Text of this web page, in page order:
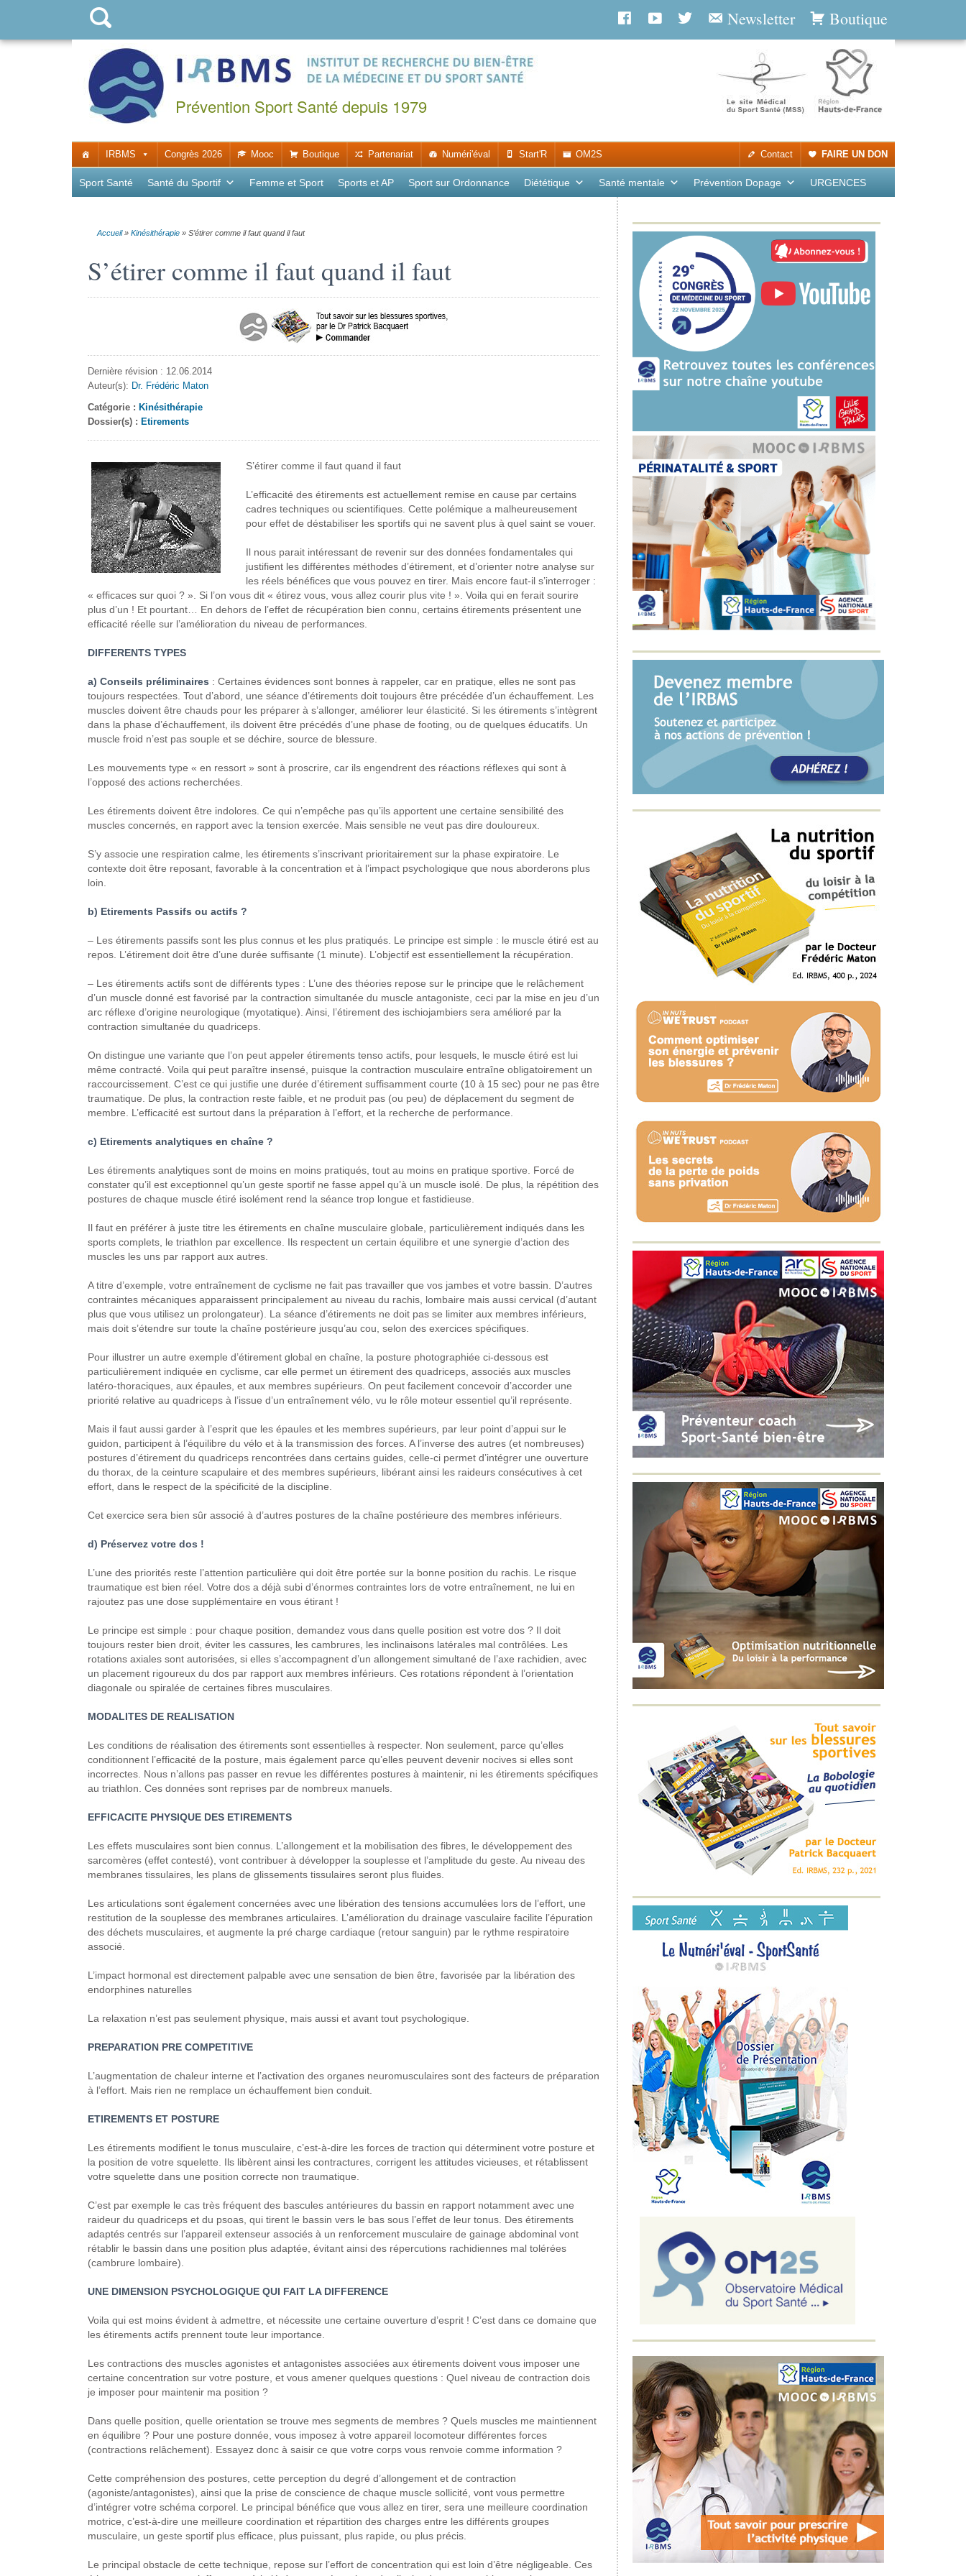
Boutique
Newsletter
Prévention Sport Santé depuis 1979
IRBMS Congrès 2026 Mooc Boutique Partenariat Numéri'éval Start'R OM2S FAIRE UN DON
Contact
Sport Santé Santé du Sportif Femme et Sport Sports et AP Sport sur Ordonnance Diététique Santé mentale Prévention Dopage URGENCES
Accueil» Kinésithérapie» S’étirer comme il faut quand il faut
S’étirer comme il faut quand il faut
Dernière révision : 12.06.2014
Auteur(s): Dr. Frédéric Maton
Catégorie : Kinésithérapie
Dossier(s) : Etirements
S’étirer comme il faut quand il faut
L’efficacité des étirements est actuellement remise en cause par certains
cadres techniques ou scientifiques. Cette polémique a malheureusement
pour effet de déstabiliser les sportifs qui ne savent plus à quel saint se vouer.
Il nous parait intéressant de revenir sur des données fondamentales qui
justifient les différentes méthodes d’étirement, et d’orienter notre analyse sur
les réels bénéfices que vous pouvez en tirer. Mais encore faut-il s’interroger :
« efficaces sur quoi ? ».
Si l’on vous dit « étirez vous, vous allez courir plus vite ! ». Voila qui en ferait sourire
plus d’un ! Et pourtant…
En dehors de l’effet de récupération bien connu, certains étirements présentent une
efficacité réelle sur l’amélioration du niveau de performances.
DIFFERENTS TYPES
a) Conseils préliminaires : Certaines évidences sont bonnes à rappeler, car en pratique, elles ne sont pas
toujours respectées. Tout d’abord, une séance d’étirements doit toujours être précédée d’un échauffement. Les
muscles doivent être chauds pour les préparer à s’allonger, améliorer leur élasticité. Si les étirements s’intègrent
dans la phase d’échauffement, ils doivent être précédés d’une phase de footing, ou de quelques éducatifs. Un
muscle froid n’est pas souple et se déchire, source de blessure.
Les mouvements type « en ressort » sont à proscrire, car ils engendrent des réactions réflexes qui sont à
l’opposé des actions recherchées.
Les étirements doivent être indolores. Ce qui n’empêche pas qu’ils apportent une certaine sensibilité des
muscles concernés, en rapport avec la tension exercée. Mais sensible ne veut pas dire douloureux.
S’y associe une respiration calme, les étirements s’inscrivant prioritairement sur la phase expiratoire. Le
contexte doit être reposant, favorable à la concentration et à l’impact psychologique que nous aborderons plus
loin.
b) Etirements Passifs ou actifs ?
– Les étirements passifs sont les plus connus et les plus pratiqués. Le principe est simple : le muscle étiré est au
repos. L’étirement doit être d’une durée suffisante (1 minute). L’objectif est essentiellement la récupération.
– Les étirements actifs sont de différents types : L’une des théories repose sur le principe que le relâchement
d’un muscle donné est favorisé par la contraction simultanée du muscle antagoniste, ceci par la mise en jeu d’un
arc réflexe d’origine neurologique (myotatique). Ainsi, l’étirement des ischiojambiers sera amélioré par la
contraction simultanée du quadriceps.
On distingue une variante que l’on peut appeler étirements tenso actifs, pour lesquels, le muscle étiré est lui
même contracté. Voila qui peut paraître insensé, puisque la contraction musculaire entraîne obligatoirement un
raccourcissement. C’est ce qui justifie une durée d’étirement suffisamment courte (10 à 15 sec) pour ne pas être
traumatique. De plus, la contraction reste faible, et ne produit pas (ou peu) de déplacement du segment de
membre. L’efficacité est surtout dans la préparation à l’effort, et la recherche de performance.
c) Etirements analytiques en chaîne ?
Les étirements analytiques sont de moins en moins pratiqués, tout au moins en pratique sportive.
Forcé de
constater qu’il est exceptionnel qu’un geste sportif ne fasse appel qu’à un muscle isolé. De plus, la répétition des
postures de chaque muscle étiré isolément rend la séance trop longue et fastidieuse.
Il faut en préférer à juste titre les étirements en chaîne musculaire globale, particulièrement indiqués dans les
sports complets, le triathlon par excellence. Ils respectent un certain équilibre et une synergie d’action des
muscles les uns par rapport aux autres.
A titre d’exemple, votre entraînement de cyclisme ne fait pas travailler que vos jambes et votre bassin. D’autres
contraintes mécaniques apparaissent principalement au niveau du rachis, lombaire mais aussi cervical (d’autant
plus que vous utilisez un prolongateur). La séance d’étirements ne doit pas se limiter aux membres inférieurs,
mais doit s’étendre sur toute la chaîne postérieure jusqu’au cou, selon des exercices spécifiques.
Pour illustrer un autre exemple d’étirement global en chaîne, la posture photographiée ci-dessous est
particulièrement indiquée en cyclisme, car elle permet un étirement des quadriceps, associés aux muscles
latéro-thoraciques, aux épaules, et aux membres supérieurs. On peut facilement concevoir d’accorder une
priorité relative au quadriceps à l’issue d’un entraînement vélo, vu le rôle moteur essentiel qu’il représente.
Mais il faut aussi garder à l’esprit que les épaules et les membres supérieurs, par leur point d’appui sur le
guidon, participent à l’équilibre du vélo et à la transmission des forces. A l’inverse des autres (et nombreuses)
postures d’étirement du quadriceps rencontrées dans certains guides, celle-ci permet d’intégrer une ouverture
du thorax, de la ceinture scapulaire et des membres supérieurs, libérant ainsi les raideurs consécutives à cet
effort, dans le respect de la spécificité de la discipline.
Cet exercice sera bien sûr associé à d’autres postures de la chaîne postérieure des membres inférieurs.
d) Préservez votre dos !
L’une des priorités reste l’attention particulière qui doit être portée sur la bonne position du rachis. Le risque
traumatique est bien réel. Votre dos a déjà subi d’énormes contraintes lors de votre entraînement, ne lui en
rajoutez pas une dose supplémentaire en vous étirant !
Le principe est simple : pour chaque position, demandez vous dans quelle position est votre dos ? Il doit
toujours rester bien droit, éviter les cassures, les cambrures, les inclinaisons latérales mal contrôlées. Les
rotations axiales sont autorisées, si elles s’accompagnent d’un allongement simultané de l’axe rachidien, avec
un placement rigoureux du dos par rapport aux membres inférieurs. Ces rotations répondent à l’orientation
diagonale ou spiralée de certaines fibres musculaires.
MODALITES DE REALISATION
Les conditions de réalisation des étirements sont essentielles à respecter. Non seulement, parce qu’elles
conditionnent l’efficacité de la posture, mais également parce qu’elles peuvent devenir nocives si elles sont
incorrectes. Nous n’allons pas passer en revue les différentes postures à maintenir, ni les étirements spécifiques
au triathlon. Ces données sont reprises par de nombreux manuels.
EFFICACITE PHYSIQUE DES ETIREMENTS
Les effets musculaires sont bien connus. L’allongement et la mobilisation des fibres, le développement des
sarcomères (effet contesté), vont contribuer à développer la souplesse et l’amplitude du geste. Au niveau des
membranes tissulaires, les plans de glissements tissulaires seront plus fluides.
Les articulations sont également concernées avec une libération des tensions accumulées lors de l’effort, une
restitution de la souplesse des membranes articulaires. L’amélioration du drainage vasculaire facilite l’épuration
des déchets musculaires, et augmente la pré charge cardiaque (retour sanguin) par le rythme respiratoire
associé.
L’impact hormonal est directement palpable avec une sensation de bien être, favorisée par la libération des
endorphines naturelles
La relaxation n’est pas seulement physique, mais aussi et avant tout psychologique.
PREPARATION PRE COMPETITIVE
L’augmentation de chaleur interne et l’activation des organes neuromusculaires sont des facteurs de préparation
à l’effort. Mais rien ne remplace un échauffement bien conduit.
ETIREMENTS ET POSTURE
Les étirements modifient le tonus musculaire, c’est-à-dire les forces de traction qui déterminent votre posture et
la position de votre squelette. Ils libèrent ainsi les contractures, corrigent les attitudes vicieuses, et rétablissent
votre squelette dans une position correcte non traumatique.
C’est par exemple le cas très fréquent des bascules antérieures du bassin en rapport notamment avec une
raideur du quadriceps et du psoas, qui tirent le bassin vers le bas sous l’effet de leur tonus. Des étirements
adaptés centrés sur l’appareil extenseur associés à un renforcement musculaire de gainage abdominal vont
rétablir le bassin dans une position plus adaptée, évitant ainsi des répercutions rachidiennes mal tolérées
(cambrure lombaire).
UNE DIMENSION PSYCHOLOGIQUE QUI FAIT LA DIFFERENCE
Voila qui est moins évident à admettre, et nécessite une certaine ouverture d’esprit ! C’est dans ce domaine que
les étirements actifs prennent toute leur importance.
Les contractions des muscles agonistes et antagonistes associées aux étirements doivent vous imposer une
certaine concentration sur votre posture, et vous amener quelques questions : Quel niveau de contraction dois
je imposer pour maintenir ma position ?
Dans quelle position, quelle orientation se trouve mes segments de membres ? Quels muscles me maintiennent
en équilibre ? Pour une posture donnée, vous imposez à votre appareil locomoteur différentes forces
(contractions relâchement). Essayez donc à saisir ce que votre corps vous renvoie comme information ?
Cette compréhension des postures, cette perception du degré d’allongement et de contraction
(agoniste/antagonistes), ainsi que la prise de conscience de chaque muscle sollicité, vont vous permettre
d’intégrer votre schéma corporel. Le principal bénéfice que vous allez en tirer, sera une meilleure coordination
motrice, c’est-à-dire une meilleure coordination et répartition des charges entre les différents groupes
musculaire, un geste sportif plus efficace, plus puissant, plus rapide, ou plus précis.
Le principal obstacle de cette technique, repose sur l’effort de concentration qui est loin d’être négligeable. Ces